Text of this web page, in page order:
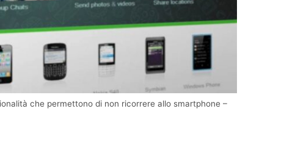
che permettono di non ricorrere allo smartphone –